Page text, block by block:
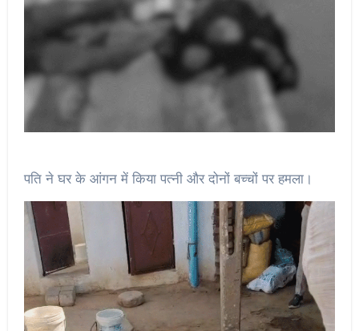
पति ने घर के आंगन में किया पत्नी और दोनों बच्चों पर हमला।